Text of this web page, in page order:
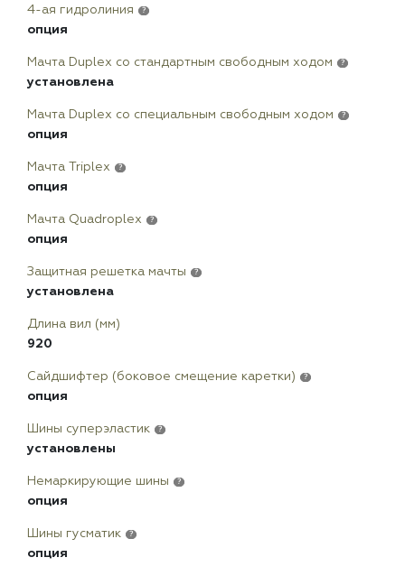
4-ая гидролиния ?
опция
Мачта Duplex сo стандартным свободным ходом ?
установлена
Мачта Duplex со специальным свободным ходом ?
опция
Мачта Triplex ?
опция
Мачта Quadroplex ?
опция
Защитная решетка мачты ?
установлена
Длина вил (мм)
920
Сайдшифтер (боковое смещение каретки) ?
опция
Шины суперэластик ?
установлены
Немаркирующие шины ?
опция
Шины гусматик ?
опция